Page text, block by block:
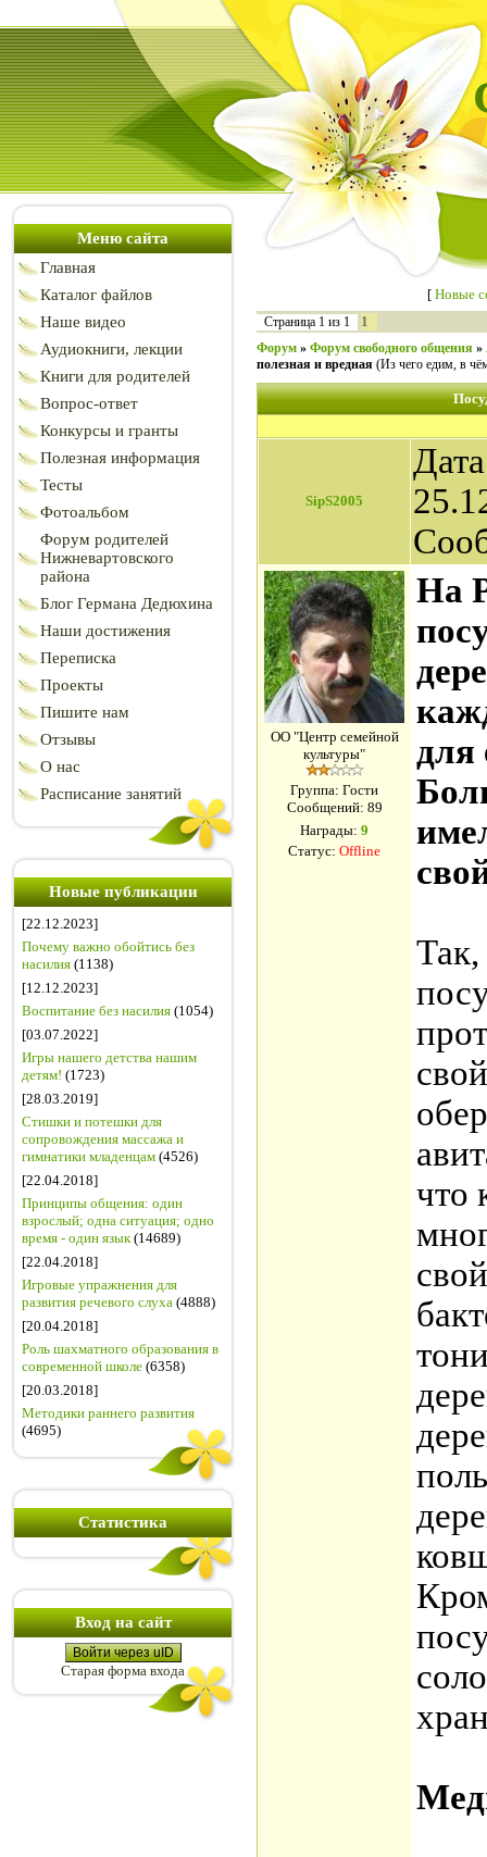
Меню сайта
Главная
Каталог файлов
Наше видео
Аудиокниги, лекции
Книги для родителей
Вопрос-ответ
Конкурсы и гранты
Полезная информация
Тесты
Фотоальбом
Форум родителей
Нижневартовского
района
Блог Германа Дедюхина
Наши достижения
Переписка
Проекты
Пишите нам
Отзывы
О нас
Расписание занятий
Новые публикации
[22.12.2023]
Почему важно обойтись без
насилия (1138)
[12.12.2023]
Воспитание без насилия (1054)
[03.07.2022]
Игры нашего детства нашим
детям! (1723)
[28.03.2019]
Стишки и потешки для
сопровождения массажа и
гимнатики младенцам (4526)
[22.04.2018]
Принципы общения: один
взрослый; одна ситуация; одно
время - один язык(14689)
[22.04.2018]
Игровые упражнения для
развития речевого слуха (4888)
[20.04.2018]
Роль шахматного образования в
современной школе (6358)
[20.03.2018]
Методики раннего развития
(4695)
Статистика
Вход на сайт
Войти через uID
Старая форма входа
[ Новые
Страница 1 из 1 1
Форум » Форум свободного общения »
полезная и вредная (Из чего едим, в
SipS2005
ОО "Центр семейной
культуры"
Группа: Гости
Сообщений: 89
Награды: 9
Статус: Offline
На
для
Так,
что